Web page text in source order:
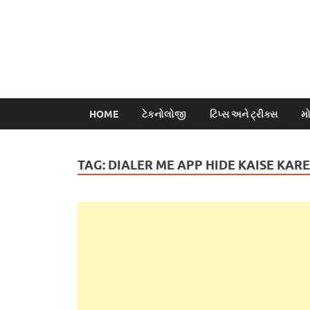
HOME ટેકનોલોજી ટિપ્સ અને ટ્રીક્સ
TAG: DIALER ME APP HIDE KAISE